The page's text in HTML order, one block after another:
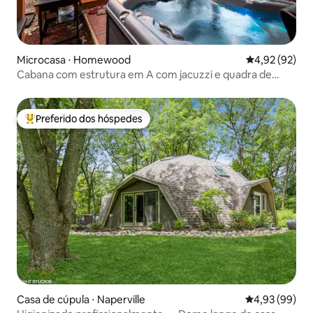
Microcasa ⋅ Homewood 4,92 de uma
4,92 (92)
Cabana com estrutura em A com jacuzzi e quadra de
Entre os melhores preferidos dos hóspedes
Preferido dos hóspedes
Casa de cúpula ⋅ Naperville 4,93 de uma
4,93 (99)